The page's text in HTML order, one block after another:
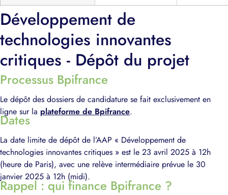
Développement de
technologies innovantes
critiques - Dépôt du projet
Processus Bpifrance
Le dépôt des dossiers de candidature se fait exclusivement en
ligne sur la plateforme de Bpifrance.
Dates
La date limite de dépôt de l’AAP « Développement de
technologies innovantes critiques » est le 23 avril 2025 à 12h
(heure de Paris), avec une relève intermédiaire prévue le 30
janvier 2025 à 12h (midi).
Rappel : qui finance Bpifrance ?